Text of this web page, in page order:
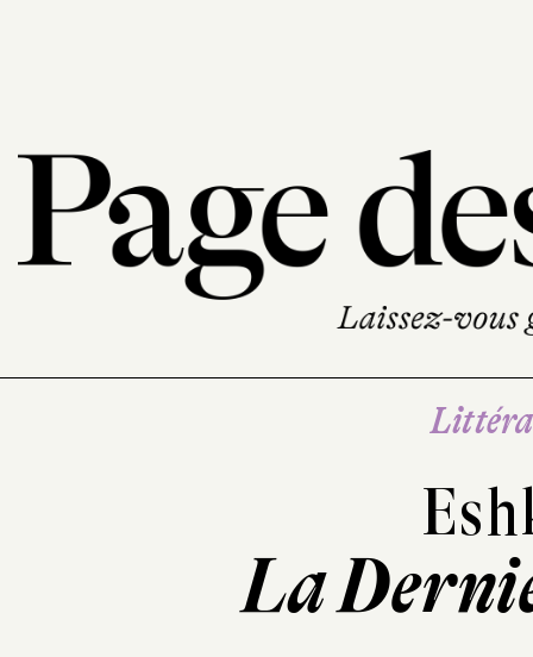
La